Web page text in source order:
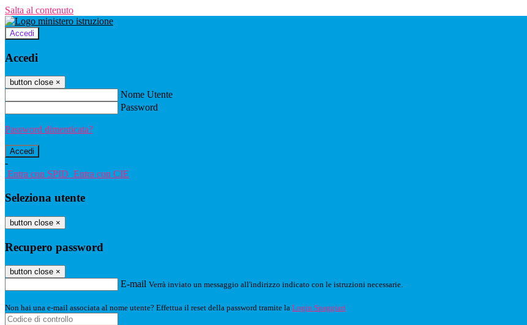
Salta al contenuto
Accedi
Accedi
button close ×
Nome Utente
Password
Password dimenticata?
-
Entra con SPID Entra con CIE
Seleziona utente
button close ×
Recupero password
button close ×
E-mail Verrà inviato un messaggio all'indirizzo indicato con le istruzioni necessarie.
Non hai una e-mail associata al nome utente? Effettua il reset della password tramite la Login Spaggiari